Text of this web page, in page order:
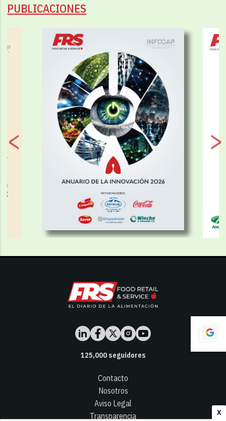
X
PUBLICACIONES
125,000seguidores
Contacto
Nosotros
Aviso Legal
Transparencia